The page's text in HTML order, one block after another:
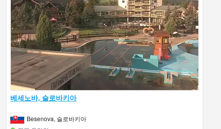
베세노바, 슬로바키아
Besenova, 슬로바키아